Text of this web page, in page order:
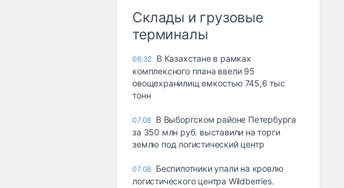
Склады и грузовые
терминалы
06:32 В Казахстане в рамках
комплексного плана ввели 95
овощехранилищ емкостью 745,6 тыс
тонн
07.08 В Выборгском районе Петербурга
за 350 млн руб. выставили на торги
землю под логистический центр
07.08 Беспилотники упали на кровлю
логистического центра Wildberries.